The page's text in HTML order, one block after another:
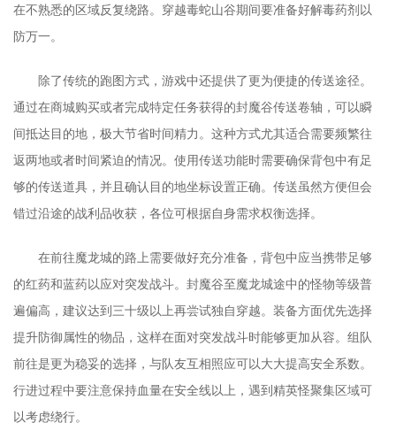
在不熟悉的区域反复绕路。穿越毒蛇山谷期间要准备好解毒药剂以
防万一。
除了传统的跑图方式，游戏中还提供了更为便捷的传送途径。
通过在商城购买或者完成特定任务获得的封魔谷传送卷轴，可以瞬
间抵达目的地，极大节省时间精力。这种方式尤其适合需要频繁往
返两地或者时间紧迫的情况。使用传送功能时需要确保背包中有足
够的传送道具，并且确认目的地坐标设置正确。传送虽然方便但会
错过沿途的战利品收获，各位可根据自身需求权衡选择。
在前往魔龙城的路上需要做好充分准备，背包中应当携带足够
的红药和蓝药以应对突发战斗。封魔谷至魔龙城途中的怪物等级普
遍偏高，建议达到三十级以上再尝试独自穿越。装备方面优先选择
提升防御属性的物品，这样在面对突发战斗时能够更加从容。组队
前往是更为稳妥的选择，与队友互相照应可以大大提高安全系数。
行进过程中要注意保持血量在安全线以上，遇到精英怪聚集区域可
以考虑绕行。